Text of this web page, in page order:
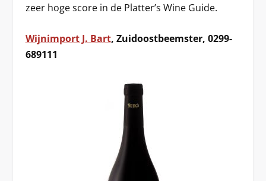
zeer hoge score in de Platter’s Wine Guide.
Wijnimport J. Bart, Zuidoostbeemster, 0299-
689111